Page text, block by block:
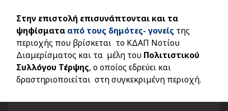
Στην επιστολή επισυνάπτονται και τα
ψηφίσματα από τους δημότες- γονείς της
περιοχής που βρίσκεται το ΚΔΑΠ Νοτίου
Διαμερίσματος και τα μέλη του Πολιτιστικού
Συλλόγου Τέρψης, ο οποίος εδρεύει και
δραστηριοποιείται στη συγκεκριμένη περιοχή.